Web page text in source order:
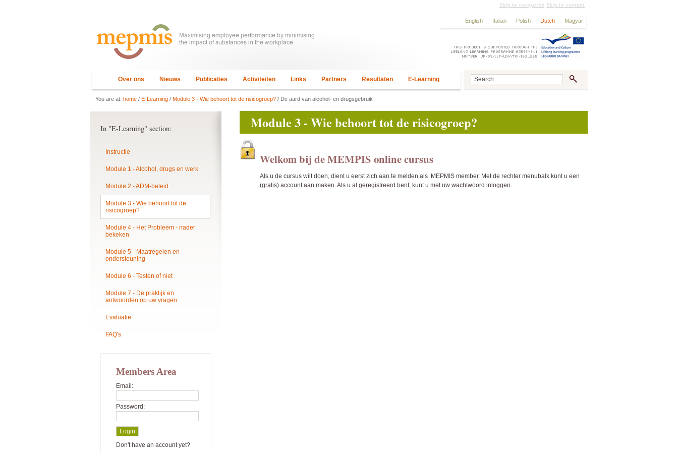
Skip to navigation Skip to content
English Italian Polish Dutch Magyar
Over ons Nieuws Publicaties Activiteiten Links Partners Resultaten E-Learning
You are at: home / E-Learning / Module 3 - Wie behoort tot de risicogroep? / De aard van alcohol- en drugsgebruik
Module 3 - Wie behoort tot de risicogroep?
Welkom bij de MEMPIS online cursus
Als u de cursus wilt doen, dient u eerst zich aan te melden als MEPMIS member. Met de rechter menubalk kunt u een
(gratis) account aan maken. Als u al geregistreerd bent, kunt u met uw wachtwoord inloggen.
In "E-Learning" section:
Instructie
Module 1 - Alcohol, drugs en werk
Module 2 - ADM-beleid
Module 3 - Wie behoort tot de
risicogroep?
Module 4 - Het Probleem - nader
bekeken
Module 5 - Maatregelen en
ondersteuning
Module 6 - Testen of niet
Module 7 - De praktijk en
antwoorden op uw vragen
Evaluatie
FAQ's
Members Area
Email:
Password:
Don't have an account yet?